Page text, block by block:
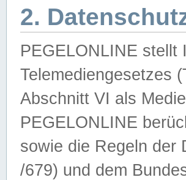
2.
PEGELONLINE stellt
Telemediengesetzes
Abschnitt VI als
PEGELONLINE
sowie die Regeln der
/679) und dem